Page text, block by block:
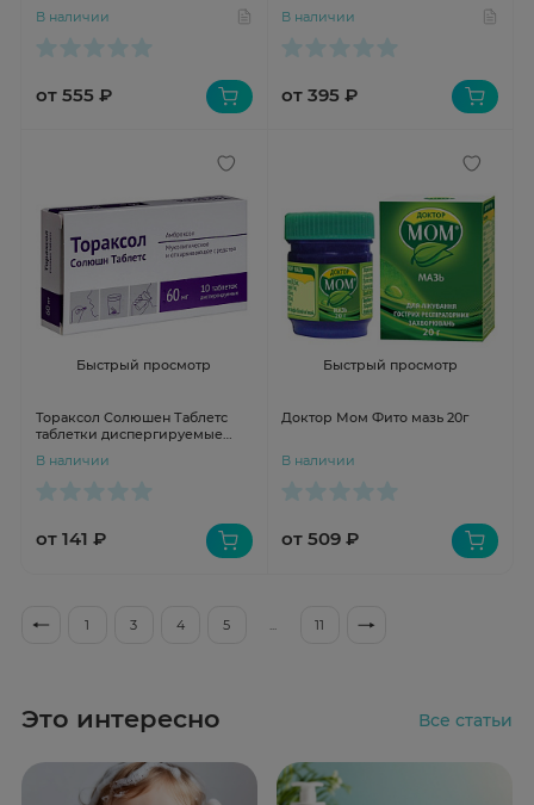
В наличии
от 555 ₽
В наличии
от 395 ₽
Быстрый просмотр
Тораксол Солюшен Таблетс
таблетки диспергируемые
В наличии
от 141 ₽
Быстрый просмотр
Доктор Мом Фито мазь 20г
В наличии
от 509 ₽
1 3 4 5 ... 11
Это интересно Все статьи